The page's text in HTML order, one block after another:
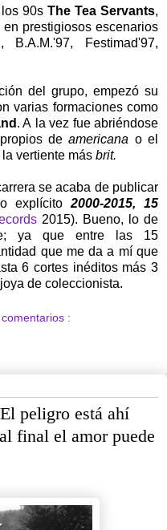
90s The Tea Servants,
prestigiosos escenarios
Festimad'97,
del grupo, empezó su
varias formaciones como
. A la vez fue abriéndose
propios deamericana o el
vertiente más brit.
se acaba de publicar
explícito 2000-2015, 15
2015). Bueno, lo de
ya que entre las 15
que me da a mí que
6 cortes inéditos más 3
de coleccionista.
:
peligro está ahí
final el amor puede